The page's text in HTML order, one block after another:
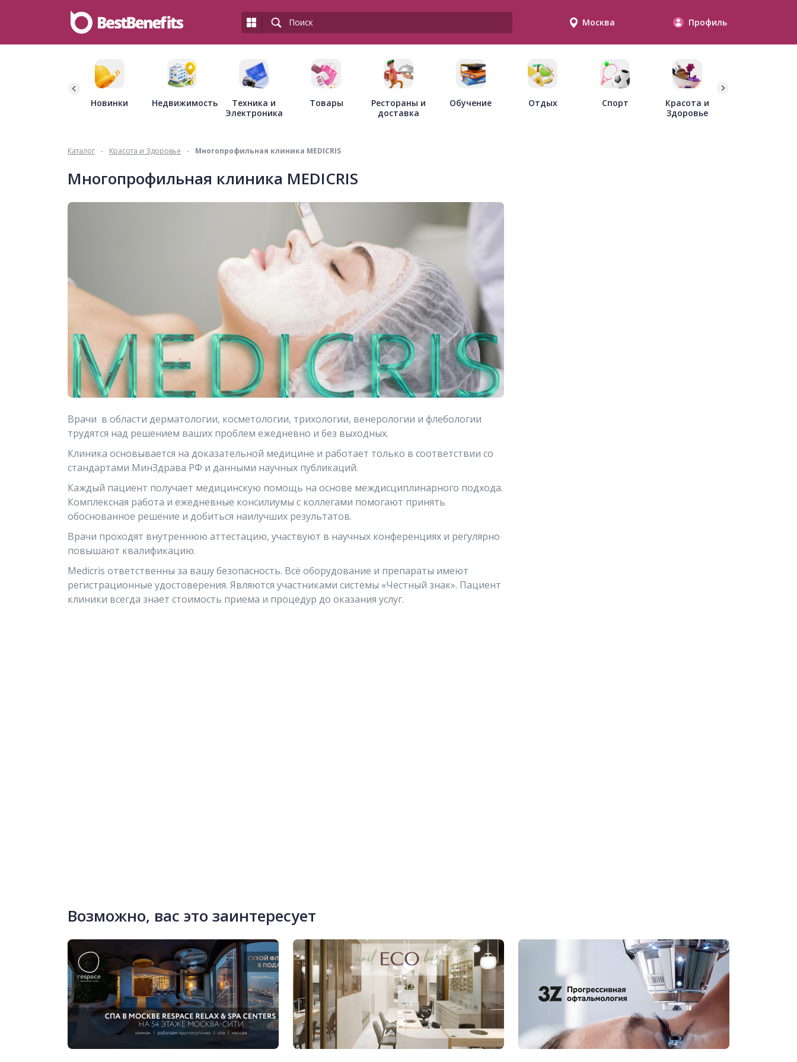
Москва Профиль
Новинки Недвижимость
Техника и
Электроника
Товары
Рестораны и
доставка
Обучение Отдых Спорт
Красота и
Здоровье
Каталог - Красота и Здоровье - Многопрофильная клиника MEDICRIS
Многопрофильная клиника MEDICRIS
Врачи в области дерматологии, косметологии, трихологии, венерологии и флебологии
трудятся над решением ваших проблем ежедневно и без выходных.
Клиника основывается на доказательной медицине и работает только в соответствии со
стандартами МинЗдрава РФ и данными научных публикаций.
Каждый пациент получает медицинскую помощь на основе междисциплинарного подхода.
Комплексная работа и ежедневные консилиумы с коллегами помогают принять
обоснованное решение и добиться наилучших результатов.
Врачи проходят внутреннюю аттестацию, участвуют в научных конференциях и регулярно
повышают квалификацию.
Medicris ответственны за вашу безопасность. Всё оборудование и препараты имеют
регистрационные удостоверения. Являются участниками системы «Честный знак». Пациент
клиники всегда знает стоимость приема и процедур до оказания услуг.
Возможно, вас это заинтересует